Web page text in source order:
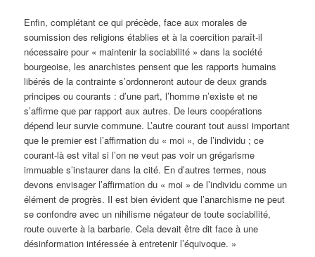
Enfin, complétant ce qui précède, face aux morales de
soumission des religions établies et à la coercition paraît-il
nécessaire pour « maintenir la sociabilité » dans la société
bourgeoise, les anarchistes pensent que les rapports humains
libérés de la contrainte s’ordonneront autour de deux grands
principes ou courants : d’une part, l’homme n’existe et ne
s’affirme que par rapport aux autres. De leurs coopérations
dépend leur survie commune. L’autre courant tout aussi important
que le premier est l’affirmation du « moi », de l’individu ; ce
courant-là est vital si l’on ne veut pas voir un grégarisme
immuable s’instaurer dans la cité. En d’autres termes, nous
devons envisager l’affirmation du « moi » de l’individu comme un
élément de progrès. Il est bien évident que l’anarchisme ne peut
se confondre avec un nihilisme négateur de toute sociabilité,
route ouverte à la barbarie. Cela devait être dit face à une
désinformation intéressée à entretenir l’équivoque. »